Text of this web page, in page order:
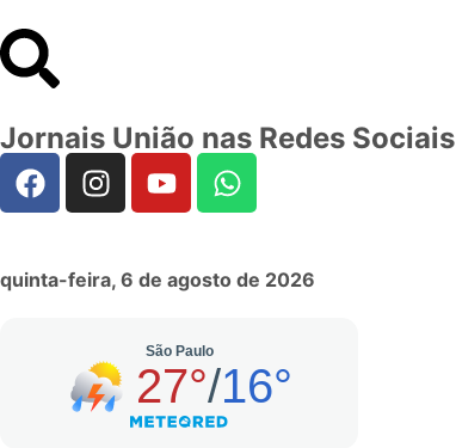
Jornais União nas Redes Sociais
quinta-feira, 6 de agosto de 2026